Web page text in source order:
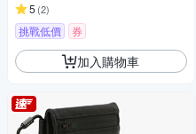
5 (2)
挑戰低價 券
加入購物車